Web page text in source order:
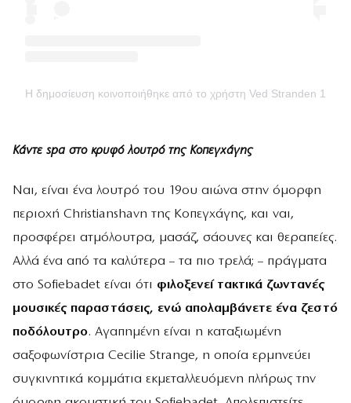
Η δημοσίευση κοινοποιήθηκε από το χρήστη Ved Stranden 10
Κάντε spa στο κρυφό λουτρό της Κοπεγχάγης
Ναι, είναι ένα λουτρό του 19ου αιώνα στην όμορφη
περιοχή Christianshavn της Κοπεγχάγης, και ναι,
προσφέρει ατμόλουτρα, μασάζ, σάουνες και θεραπείες.
Αλλά ένα από τα καλύτερα – τα πιο τρελά; – πράγματα
στο Sofiebadet είναι ότι φιλοξενεί τακτικά ζωντανές
μουσικές παραστάσεις, ενώ απολαμβάνετε ένα ζεστό
ποδόλουτρο. Αγαπημένη είναι η καταξιωμένη
σαξοφωνίστρια Cecilie Strange, η οποία ερμηνεύει
συγκινητικά κομμάτια εκμεταλλευόμενη πλήρως την